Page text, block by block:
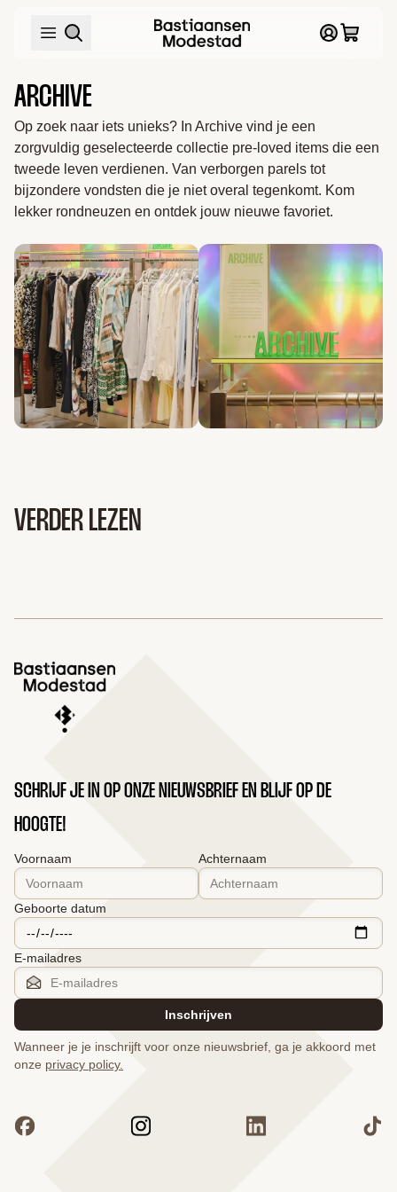
ARCHIVE
Op zoek naar iets unieks? In Archive vind je een
zorgvuldig geselecteerde collectie pre-loved items die een
tweede leven verdienen. Van verborgen parels tot
bijzondere vondsten die je niet overal tegenkomt. Kom
lekker rondneuzen en ontdek jouw nieuwe favoriet.
VERDER LEZEN
SCHRIJF JE IN OP ONZE NIEUWSBRIEF EN BLIJF OP DE
HOOGTE!
Voornaam Achternaam
Geboorte datum
E-mailadres
Inschrijven
Wanneer je je inschrijft voor onze nieuwsbrief, ga je akkoord met
onze privacy policy.